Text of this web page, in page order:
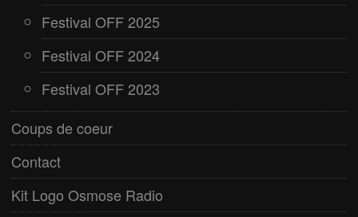
Festival OFF 2025
Festival OFF 2024
Festival OFF 2023
Coups de coeur
Contact
Kit Logo Osmose Radio